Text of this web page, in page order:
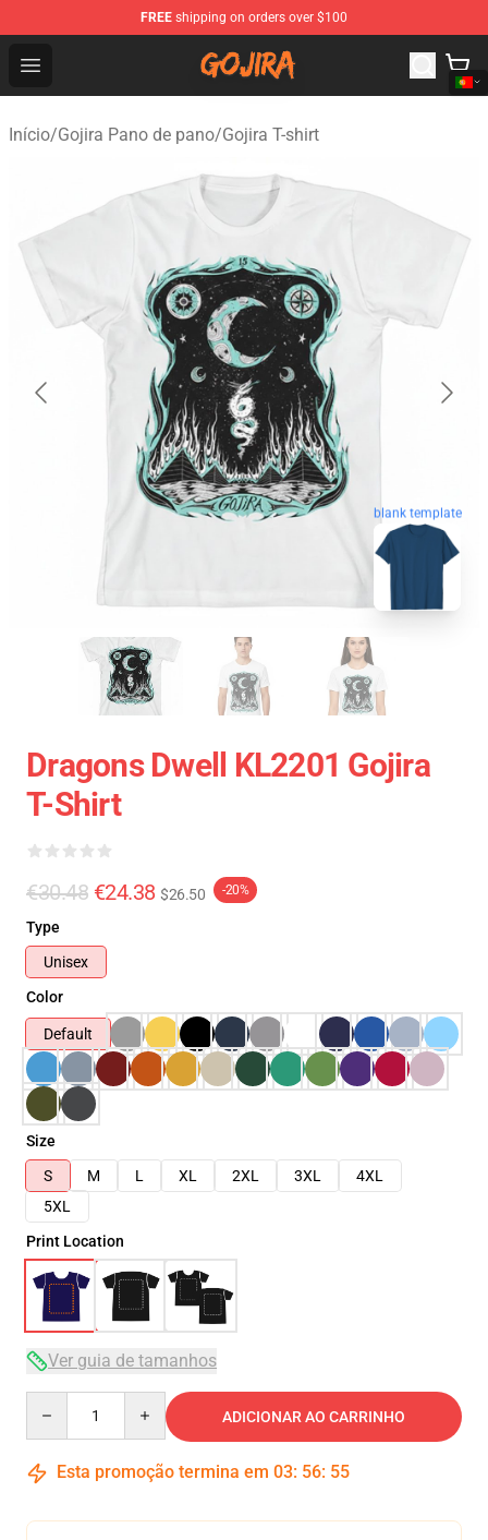
FREE shipping on orders over $100
Open menu
Gojira Shop - Official Gojira Merchandise Store
Início/Gojira Pano de pano/Gojira T-shirt
blank template
Dragons Dwell KL2201 Gojira
T-Shirt
€30.48 €24.38 $26.50 -20%
Type
Unisex
Color
Default
Size
S
M L XL 2XL 3XL
4XL
5XL
Print Location
Ver guia de tamanhos
ADICIONAR AO CARRINHO
Esta promoção termina em 03: 56: 54